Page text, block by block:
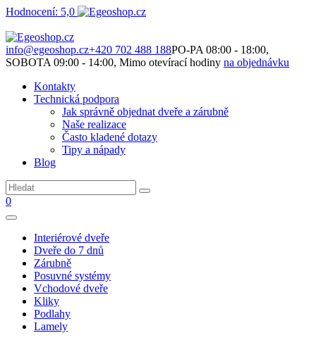
Hodnocení: 5,0
info@egeoshop.cz+420 702 488 188PO-PA 08:00 - 18:00,
SOBOTA 09:00 - 14:00, Mimo otevírací hodiny na objednávku
Kontakty
Technická podpora
Jak správně objednat dveře a zárubně
Naše realizace
Často kladené dotazy
Tipy a nápady
Blog
0
Interiérové dveře
Dveře do 7 dnů
Zárubně
Posuvné systémy
Vchodové dveře
Kliky
Podlahy
Lamely